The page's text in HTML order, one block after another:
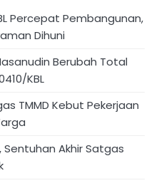
Percepat Pembangunan,
Dihuni
Berubah Total
KBL
TMMD Kebut Pekerjaan
Sentuhan Akhir Satgas